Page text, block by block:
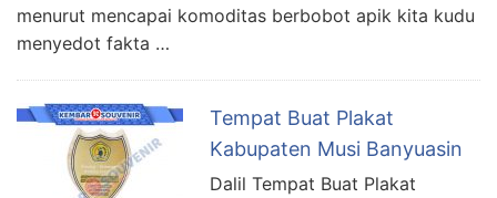
menurut mencapai komoditas berbobot apik kita kudu
menyedot fakta …
Tempat Buat Plakat
Kabupaten Musi Banyuasin
Dalil Tempat Buat Plakat